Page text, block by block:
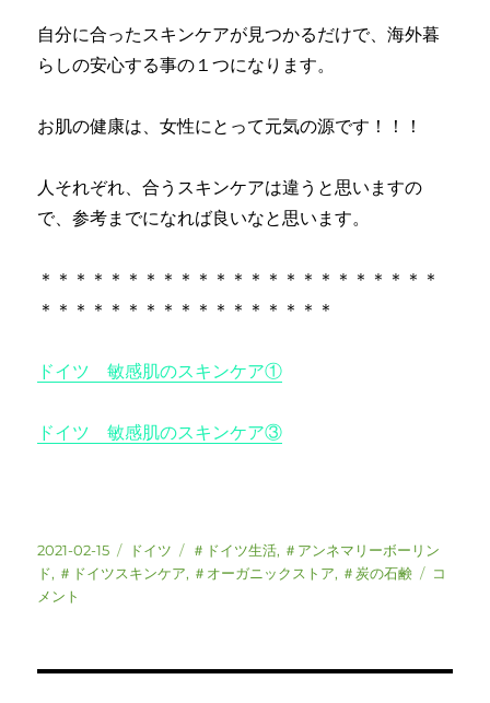
自分に合ったスキンケアが見つかるだけで、海外暮
らしの安心する事の１つになります。
お肌の健康は、女性にとって元気の源です！！！
人それぞれ、合うスキンケアは違うと思いますの
で、参考までになれば良いなと思います。
＊＊＊＊＊＊＊＊＊＊＊＊＊＊＊＊＊＊＊＊＊＊＊
＊＊＊＊＊＊＊＊＊＊＊＊＊＊＊＊＊
ドイツ 敏感肌のスキンケア①
ドイツ 敏感肌のスキンケア③
投
稿
日:
2021-02-15
カ
テ
ドイツ
タ
グ
＃ドイツ生活, ＃アンネマリーボーリン
ド, ＃ドイツスキンケア, ＃オーガニックストア, ＃炭の石鹸
ド
コ
メント